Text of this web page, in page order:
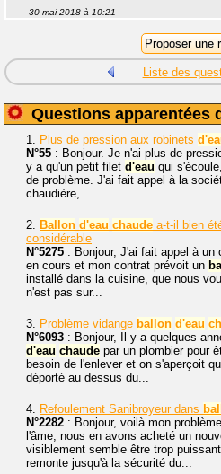
30 mai 2018 à 10:21
Liste des
Questions apparentées
1. Plus de pression aux robinets
N°55 : Bonjour. Je n'ai plus de
y a qu'un petit filet d'eau qui
de problème. J'ai fait appel à la
chaudière,...
2. Ballon d'eau chaude a-t-il bien
considérable
N°5275 : Bonjour, J'ai fait appel à
en cours et mon contrat prévoit un
installé dans la cuisine, que nous
n'est pas sur...
3. Problème vidange ballon d'eau
N°6093 : Bonjour, Il y a quelques
d'eau chaude par un plombier pour
besoin de l'enlever et on s'aperçoit
déporté au dessus du...
4. Refoulement Sanibroyeur dans
N°2282 : Bonjour, voilà mon
l'âme, nous en avons acheté un
visiblement semble être trop
remonte jusqu'à la sécurité du...